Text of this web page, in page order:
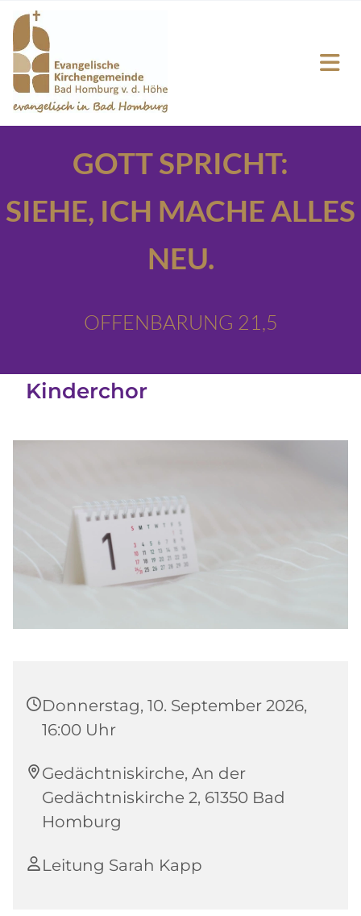
GOTT SPRICHT:
SIEHE, ICH MACHE ALLES
NEU.
OFFENBARUNG 21,5
Kinderchor
Donnerstag, 10. September 2026,
16:00 Uhr
Gedächtniskirche, An der
Gedächtniskirche 2, 61350 Bad
Homburg
Leitung Sarah Kapp